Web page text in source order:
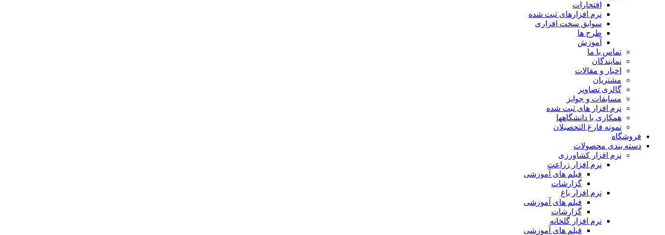
افتخارات
نرم افزارهای ثبت شده
سوابق سخت افزاری
طرح ها
آموزش
تماس با ما
نمایندگان
اخبار و مقالات
مشتریان
گالری تصاویر
مسابقات و جوایز
نرم افزار های ثبت شده
همکاری با دانشگاهها
نمونه فارغ التحصیلان
فروشگاه
دسته بندی محصولات
نرم افزار کشاورزی
نرم افزار زراعت
فیلم های آموزشی
گزارشات
نرم افزار باغ
فیلم های آموزشی
گزارشات
نرم افزار گلخانه
فیلم های آموزشی